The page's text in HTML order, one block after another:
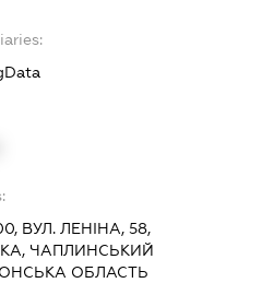
ВУЛ. ЛЕНІНА, 58,
ЧАПЛИНСЬКИЙ
ОБЛАСТЬ